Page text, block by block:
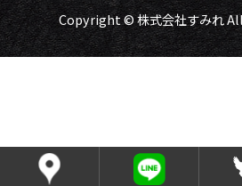
Copyright © 株式会社すみれ